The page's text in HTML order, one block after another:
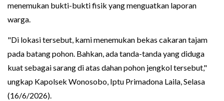
menemukan bukti-bukti fisik yang menguatkan laporan
warga.
"Di lokasi tersebut, kami menemukan bekas cakaran tajam
pada batang pohon. Bahkan, ada tanda-tanda yang diduga
kuat sebagai sarang di atas dahan pohon jengkol tersebut,"
ungkap Kapolsek Wonosobo, Iptu Primadona Laila, Selasa
(16/6/2026).